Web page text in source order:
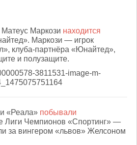
Матеус Маркози находится
Маркози — игрок
клуба-партнёра «Юнайтед»,
и полузащите.
«Реала» побывали
Лиги Чемпионов «Спортинг» —
за вингером «львов» Желсоном